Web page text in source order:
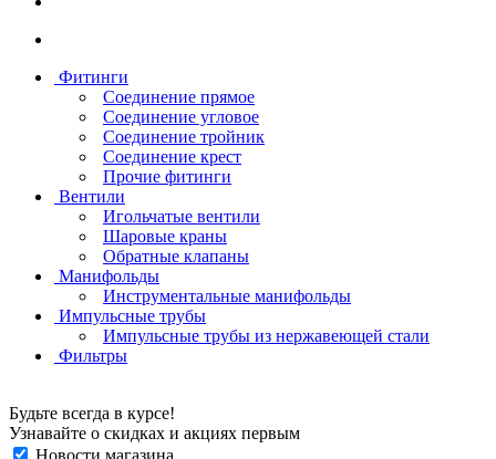
Фитинги
Соединение прямое
Соединение угловое
Соединение тройник
Соединение крест
Прочие фитинги
Вентили
Игольчатые вентили
Шаровые краны
Обратные клапаны
Манифольды
Инструментальные манифольды
Импульсные трубы
Импульсные трубы из нержавеющей стали
Фильтры
Будьте всегда в курсе!
Узнавайте о скидках и акциях первым
Новости магазина